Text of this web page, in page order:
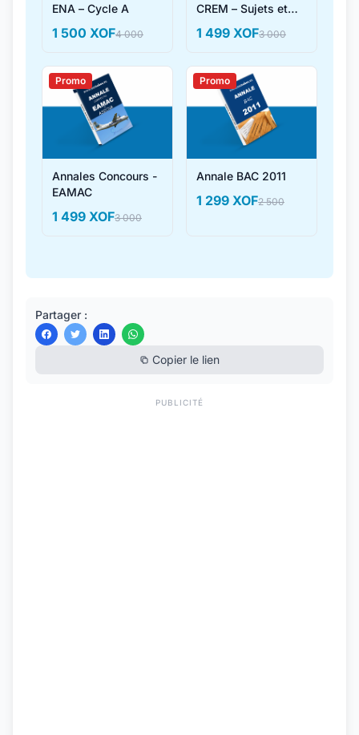
ENA – Cycle A
1 500 XOF4 000
CREM – Sujets et
1 499 XOF3 000
Promo
Annales Concours -
EAMAC
1 499 XOF3 000
Promo
Annale BAC 2011
1 299 XOF2 500
Partager :
Copier le lien
PUBLICITÉ